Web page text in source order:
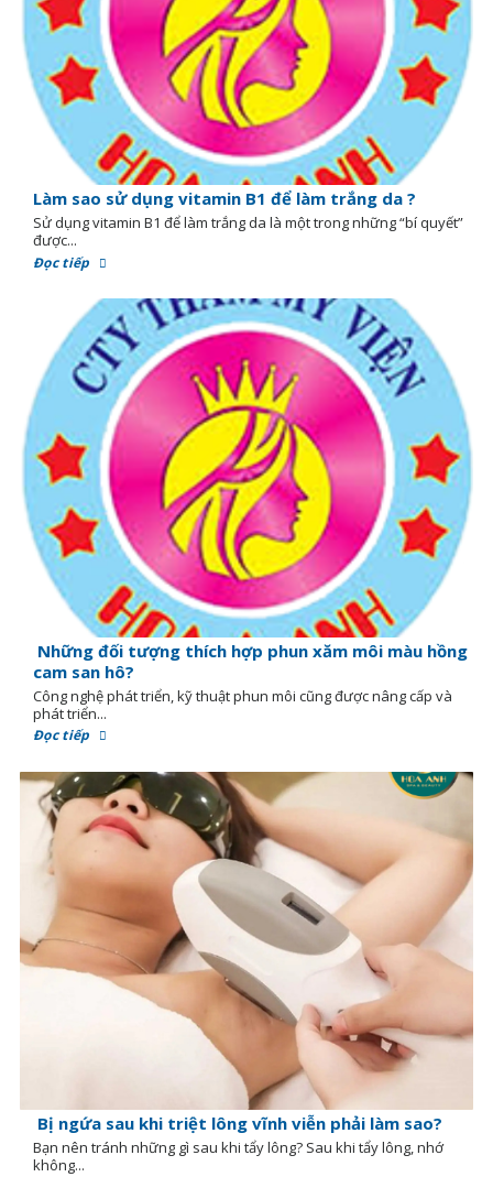
Làm sao sử dụng vitamin B1 để làm trắng da ?
Sử dụng vitamin B1 để làm trắng da là một trong những “bí quyết”
được...
Đọc tiếp
Những đối tượng thích hợp phun xăm môi màu hồng
cam san hô?
Công nghệ phát triển, kỹ thuật phun môi cũng được nâng cấp và
phát triển...
Đọc tiếp
Bị ngứa sau khi triệt lông vĩnh viễn phải làm sao?
Bạn nên tránh những gì sau khi tẩy lông? Sau khi tẩy lông, nhớ
không...